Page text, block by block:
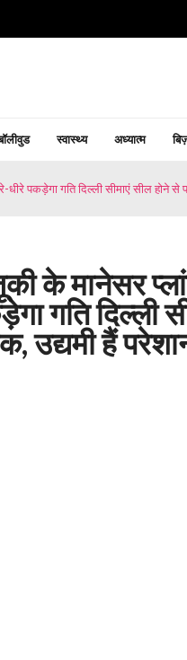
स्वास्थ्य अध्यात्म
गति दिल्ली सीमाएं सील होने से
के मानेसर
गति दिल्ली
उद्यमी हैं